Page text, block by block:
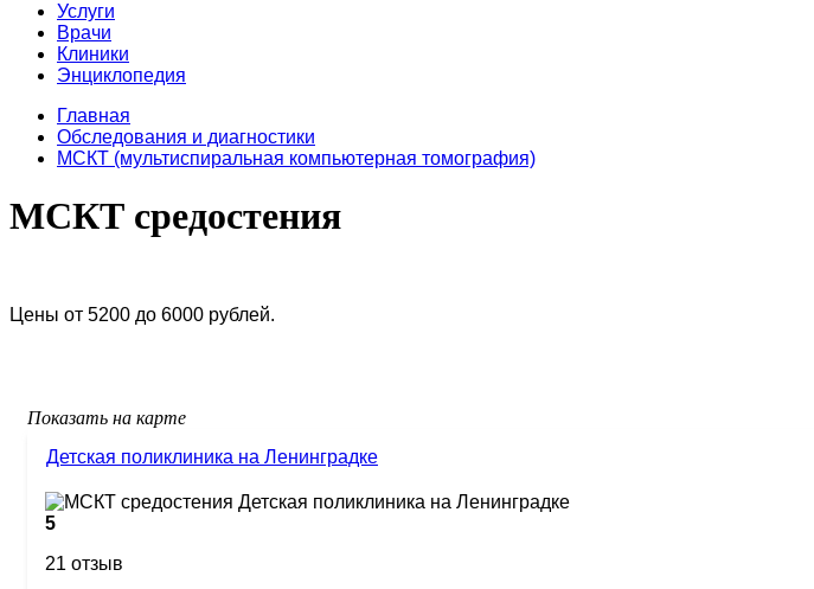
Услуги
Врачи
Клиники
Энциклопедия
Главная
Обследования и диагностики
МСКТ (мультиспиральная компьютерная томография)
МСКТ средостения
Цены от 5200 до 6000 рублей.
Показать на карте
Детская поликлиника на Ленинградке
5
21 отзыв